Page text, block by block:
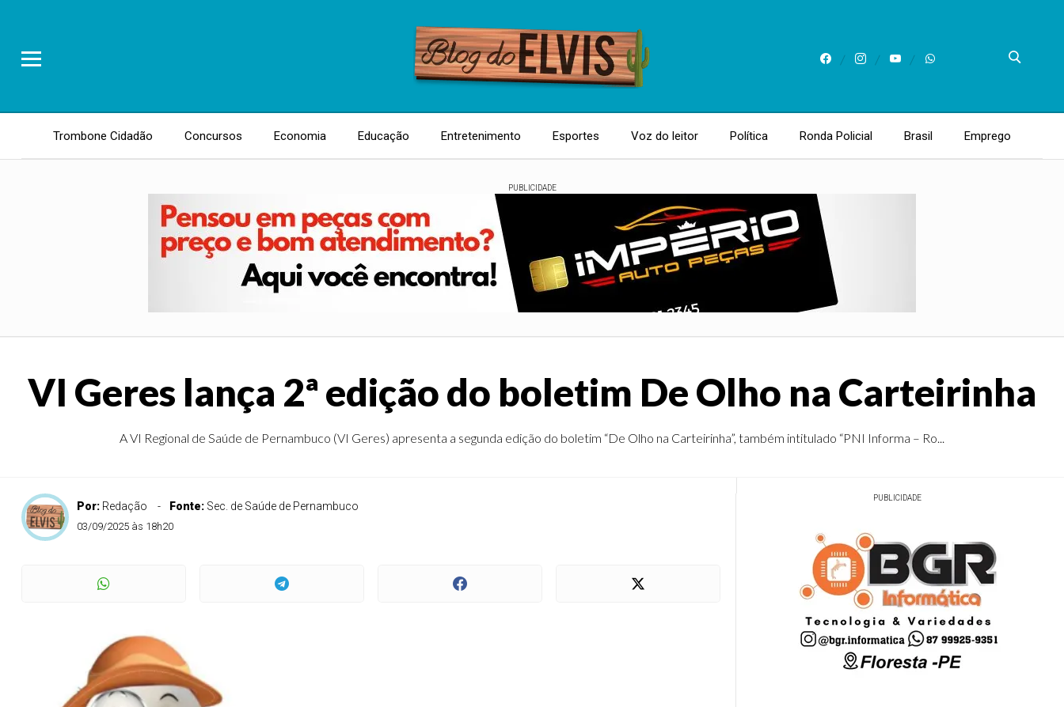
Trombone Cidadão Concursos Economia Educação Entretenimento Esportes Voz do leitor Política Ronda Policial Brasil Emprego
PUBLICIDADE
VI Geres lança 2ª edição do boletim De Olho na Carteirinha
A VI Regional de Saúde de Pernambuco (VI Geres) apresenta a segunda edição do boletim “De Olho na Carteirinha”, também intitulado “PNI Informa – Ro...
Por: Redação Fonte: Sec. de Saúde de Pernambuco
03/09/2025 às 18h20
PUBLICIDADE